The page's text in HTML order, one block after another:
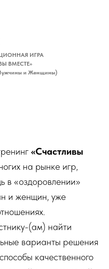
ИГРА
ВМЕСТЕ»
и Женщины)
«Счастливы
на рынке игр,
в «оздоровлении»
и женщин, уже
(ам) найти
варианты решения
качественного